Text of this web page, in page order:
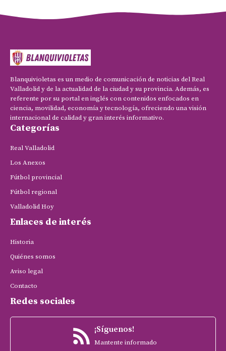
Blanquivioletas es un medio de comunicación de noticias del Real
Valladolid y de la actualidad de la ciudad y su provincia. Además, es
referente por su portal en inglés con contenidos enfocados en
ciencia, movilidad, economía y tecnología, ofreciendo una visión
internacional de calidad y gran interés informativo.
Categorías
Real Valladolid
Los Anexos
Fútbol provincial
Fútbol regional
Valladolid Hoy
Enlaces de interés
Historia
Quiénes somos
Aviso legal
Contacto
Redes sociales
¡Síguenos!
Mantente informado